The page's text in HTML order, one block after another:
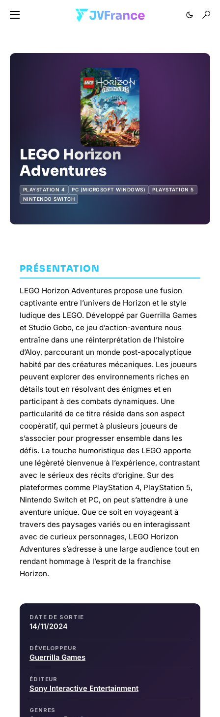
LEGO Horizon
Adventures
PLAYSTATION 4 PC (MICROSOFT WINDOWS)
PLAYSTATION 5
NINTENDO SWITCH
PRÉSENTATION
LEGO Horizon Adventures propose une fusion
captivante entre l’univers de Horizon et le style
ludique des LEGO. Développé par Guerrilla Games
et Studio Gobo, ce jeu d’action-aventure nous
entraîne dans une réinterprétation de l’histoire
d’Aloy, parcourant un monde post-apocalyptique
habité par des créatures mécaniques. Les joueurs
peuvent explorer des environnements riches en
détails tout en résolvant des énigmes et en
participant à des combats dynamiques. Une
particularité de ce titre réside dans son aspect
coopératif, qui permet à plusieurs joueurs de
s’associer pour progresser ensemble dans les
défis. La touche humoristique des LEGO apporte
une légèreté bienvenue à l’expérience, contrastant
avec le sérieux des récits d’origine. Sur des
plateformes comme PlayStation 4, PlayStation 5,
Nintendo Switch et PC, on peut s’attendre à une
aventure unique. Que ce soit en voyageant à
travers des paysages variés ou en interagissant
avec de curieux personnages, LEGO Horizon
Adventures s’adresse à une large audience tout en
rendant hommage à l’esprit de la franchise
Horizon.
DATE DE SORTIE
14/11/2024
DÉVELOPPEUR
Guerrilla Games
ÉDITEUR
Sony Interactive Entertainment
GENRES